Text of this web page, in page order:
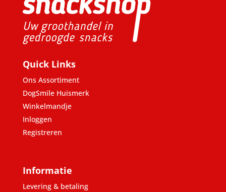
Quick Links
Ons Assortiment
DogSmile Huismerk
Winkelmandje
Inloggen
Registreren
Informatie
Levering & betaling